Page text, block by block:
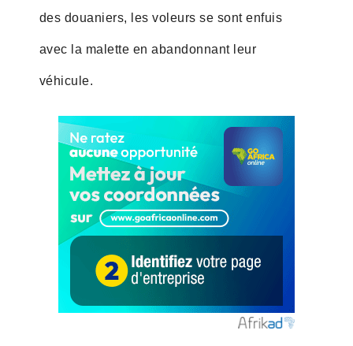
des douaniers, les voleurs se sont enfuis
avec la malette en abandonnant leur
véhicule.